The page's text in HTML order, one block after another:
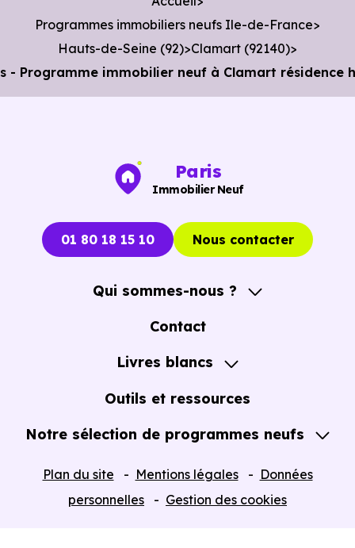
km, soit 4 min en voiture ou à 1.9 km, soit 22 min à
Programmes immobiliers neufs Ile-de-France
Hauts-de-Seine (92) Clamart (92140)
- Programme immobilier neuf à Clamart résidence
Paris
Immobilier Neuf
01 80 18 15 10 Nous contacter
Qui sommes-nous ?
A propos
Contact
Livres blancs
Guide de l'Achat immobilier neuf en VEFA
Outils et ressources
Notre sélection de programmes neufs
Plan du site Mentions légales
Données
personnelles
Gestion des cookies